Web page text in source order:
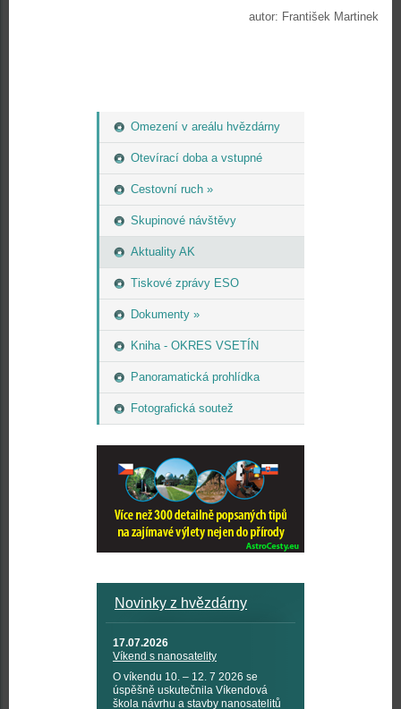
Omezení v areálu hvězdárny
Otevírací doba a vstupné
Cestovní ruch »
Skupinové návštěvy
Aktuality AK
Tiskové zprávy ESO
Dokumenty »
Kniha - OKRES VSETÍN
Panoramatická prohlídka
Fotografická soutež
Novinky z hvězdárny
17.07.2026
Víkend s nanosatelity
O víkendu 10. – 12. 7 2026 se
úspěšně uskutečnila Víkendová
škola návrhu a stavby nanosatelitů
autor: František Martinek